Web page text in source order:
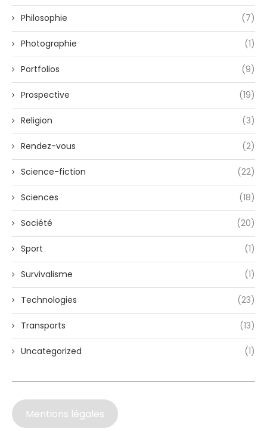
Philosophie (7)
Photographie (1)
Portfolios (9)
Prospective (19)
Religion (3)
Rendez-vous (2)
Science-fiction (22)
Sciences (18)
Société (20)
Sport (1)
Survivalisme (1)
Technologies (23)
Transports (13)
Uncategorized (1)
Mentions légales